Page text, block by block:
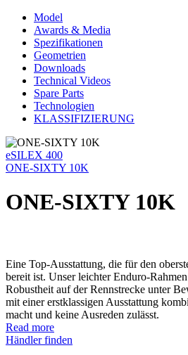
Model
Awards & Media
Spezifikationen
Geometrien
Downloads
Technical Videos
Spare Parts
Technologien
KLASSIFIZIERUNG
eSILEX 400
ONE-SIXTY 10K
ONE-SIXTY 10K
Eine Top-Ausstattung, die für den
bereit ist. Unser leichter Enduro-
Robustheit auf der Rennstrecke unter
mit einer erstklassigen Ausstattung
macht und keine Ausreden zulässt.
Read more
Händler finden